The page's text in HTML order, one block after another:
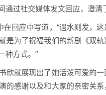
过社交媒体发文回应，澄清
在回应中写道，“遇水则发，
是为了祝福我们的新剧《双
种方式。”
欣就展现出了她活泼可爱的
的感谢以及和大家的亲密关